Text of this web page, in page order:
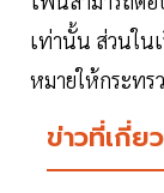
เท่านั้น ส่วนใน
หมายให้กระท
ข่าวที่เกี่ย